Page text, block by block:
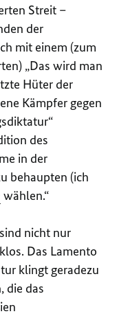
Streit –
der
mit einem (zum
„Das wird man
Hüter der
Kämpfer gegen
des
in der
behaupten (ich
wählen.“
nicht nur
Das Lamento
klingt geradezu
die das